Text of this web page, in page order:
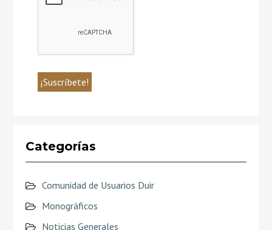
Categorías
Comunidad de Usuarios Duir
Monográficos
Noticias Generales